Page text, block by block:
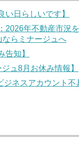
い日らしいです】
2026年不動産市況を
ならミナージュへ
告知】
ュ8月お休み情報】
ジネスアカウント不